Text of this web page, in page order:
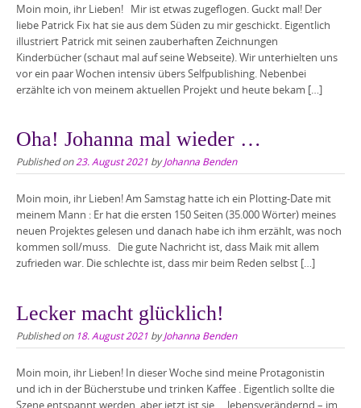
Moin moin, ihr Lieben! Mir ist etwas zugeflogen. Guckt mal! Der
liebe Patrick Fix hat sie aus dem Süden zu mir geschickt. Eigentlich
illustriert Patrick mit seinen zauberhaften Zeichnungen
Kinderbücher (schaut mal auf seine Webseite). Wir unterhielten uns
vor ein paar Wochen intensiv übers Selfpublishing. Nebenbei
erzählte ich von meinem aktuellen Projekt und heute bekam […]
Oha! Johanna mal wieder …
Published on23. August 2021 byJohanna Benden
Moin moin, ihr Lieben! Am Samstag hatte ich ein Plotting-Date mit
meinem Mann : Er hat die ersten 150 Seiten (35.000 Wörter) meines
neuen Projektes gelesen und danach habe ich ihm erzählt, was noch
kommen soll/muss. Die gute Nachricht ist, dass Maik mit allem
zufrieden war. Die schlechte ist, dass mir beim Reden selbst […]
Lecker macht glücklich!
Published on 18. August 2021 byJohanna Benden
Moin moin, ihr Lieben! In dieser Woche sind meine Protagonistin
und ich in der Bücherstube und trinken Kaffee . Eigentlich sollte die
Szene entspannt werden, aber jetzt ist sie … lebensverändernd – im